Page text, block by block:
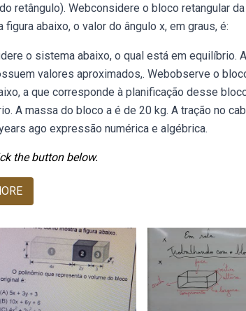
retângulo). Webconsidere o bloco retangular
abaixo, o valor do ângulo x, em graus, é:
o sistema abaixo, o qual está em equilíbrio.
valores aproximados,. Webobserve o
a que corresponde à planificação desse
A massa do bloco a é de 20 kg. A tração no
ago expressão numérica e algébrica.
the button below.